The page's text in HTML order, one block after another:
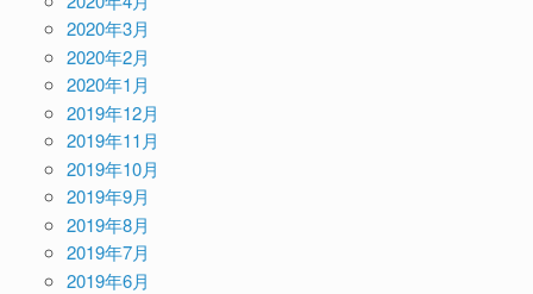
2020年3月
2020年2月
2020年1月
2019年12月
2019年11月
2019年10月
2019年9月
2019年8月
2019年7月
2019年6月